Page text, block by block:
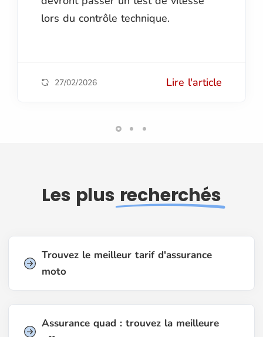
lors du contrôle technique.
27/02/2026 Lire l'article
Les plus recherchés
Trouvez le meilleur tarif d'assurance
moto
Assurance quad : trouvez la meilleure